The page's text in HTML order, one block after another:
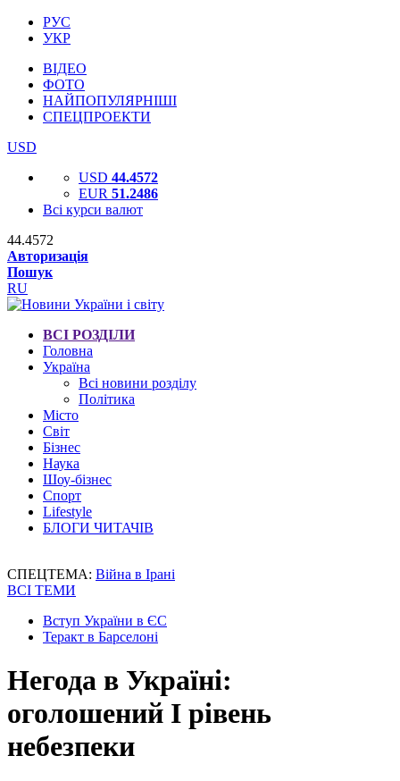
РУС
УКР
ВІДЕО
ФОТО
НАЙПОПУЛЯРНІШІ
СПЕЦПРОЕКТИ
USD
USD 44.4572
EUR 51.2486
Всі курси валют
44.4572
Авторизація
Пошук
RU
ВСІ РОЗДІЛИ
Головна
Україна
Всі новини розділу
Політика
Місто
Світ
Бізнес
Наука
Шоу-бізнес
Спорт
Lifestyle
БЛОГИ ЧИТАЧІВ
СПЕЦТЕМА: Війна в Ірані
ВСІ ТЕМИ
Вступ України в ЄС
Теракт в Барселоні
Негода в Україні:
оголошений І рівень
небезпеки